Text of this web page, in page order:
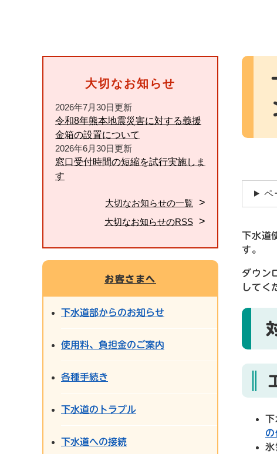
本
ペ
下水道
す。
ダウン
してく
大切なお知らせ
2026年7月30日更新
令和8年熊本地震災害に対する義援
金箱の設置について
2026年6月30日更新
窓口受付時間の短縮を試行実施しま
す
大切なお知らせの一覧
大切なお知らせのRSS
お客さまへ
下水道部からのお知らせ
使用料、負担金のご案内
各種手続き
下水道のトラブル
下水道への接続